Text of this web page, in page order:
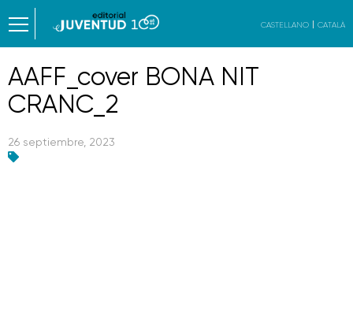
CASTELLANO CATALÀ
AAFF_cover BONA NIT
CRANC_2
26 septiembre, 2023